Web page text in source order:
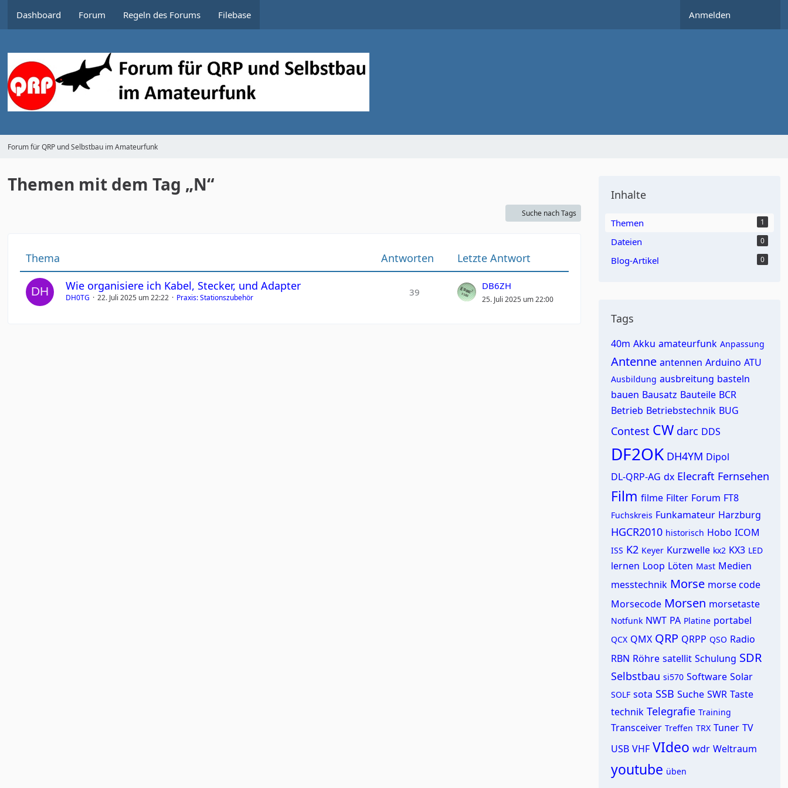
Dashboard Forum Regeln des Forums Filebase Anmelden
Forum für QRP und Selbstbau im Amateurfunk
Themen mit dem Tag „N“
Suche nach Tags
Thema Antworten
Letzte Antwort
Wie organisiere ich Kabel, Stecker, und Adapter
DH0TG 22. Juli 2025 um 22:22 Praxis: Stationszubehör 39
DB6ZH
25. Juli 2025 um 22:00
Inhalte
Themen 1
Dateien 0
Blog-Artikel 0
Tags
40m Akku amateurfunk Anpassung
Antenne antennen Arduino ATU
Ausbildung ausbreitung basteln
bauen Bausatz Bauteile BCR
Betrieb Betriebstechnik BUG
Contest CW darc DDS
DF2OK DH4YM Dipol
DL-QRP-AG dx Elecraft Fernsehen
Film filme Filter Forum FT8
Fuchskreis Funkamateur Harzburg
HGCR2010 historisch Hobo ICOM
ISS K2 Keyer Kurzwelle kx2 KX3 LED
lernen Loop Löten Mast Medien
messtechnik Morse morse code
Morsecode Morsen morsetaste
Notfunk NWT PA Platine portabel
QCX QMX QRP QRPP QSO Radio
RBN Röhre satellit Schulung SDR
Selbstbau si570 Software Solar
SOLF sota SSB Suche SWR Taste
technik Telegrafie Training
Transceiver Treffen TRX Tuner TV
USB VHF VIdeo wdr Weltraum
youtube üben